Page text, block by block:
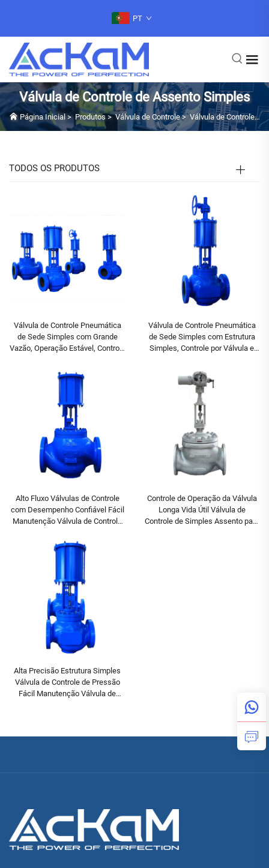
PT
Válvula de Controle de Assento Simples
Página Inicial> Produtos>Válvula de Controle>Válvula de Controle de Assento Simples
TODOS OS PRODUTOS
Válvula de Controle Pneumática
de Sede Simples com Grande
Vazão, Operação Estável, Controle
Rápida para Indústria
Petroquímica
Válvula de Controle Pneumática
de Sede Simples com Estrutura
Simples, Controle por Válvula e
Alto Fluxo Válvulas de Controle
com Desempenho Confiável Fácil
Manutenção Válvula de Controle
e Gás
Controle de Operação da Válvula
Longa Vida Útil Válvula de
Controle de Simples Assento para
Alta Precisão Estrutura Simples
Válvula de Controle de Pressão
Fácil Manutenção Válvula de